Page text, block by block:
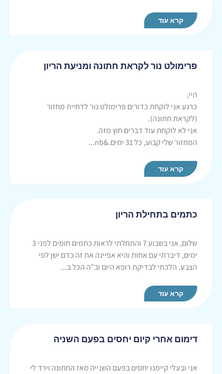
קרא עוד
פרימולט נור לקראת חתונה ומניעת הריון
היי,
כרגע אני לוקחת כדורים פרימולט נור לדחיית מחזור
(לקראת חתונה).
אני לא לוקחת עוד דברים חוץ מזה.
המחזור שלי קבוע, כל 31 ימים.&nb...
קרא עוד
כתמים בתחילת הריון
שלום, אני בשבוע 7 והתחלתי לראות כתמים חומים לפני 3
ימים, דיברתי עם אחות והיא אפיינה את זה כדם ישן לפי
הצבע. הלכתי לבדיקת רופא היום וב"ה הכל ב...
קרא עוד
דימום אחרי קיום יחסים בפעם השניה
אני ובעלי קיימנו יחסים בפעם השנייה מאז החתונה וירד לי